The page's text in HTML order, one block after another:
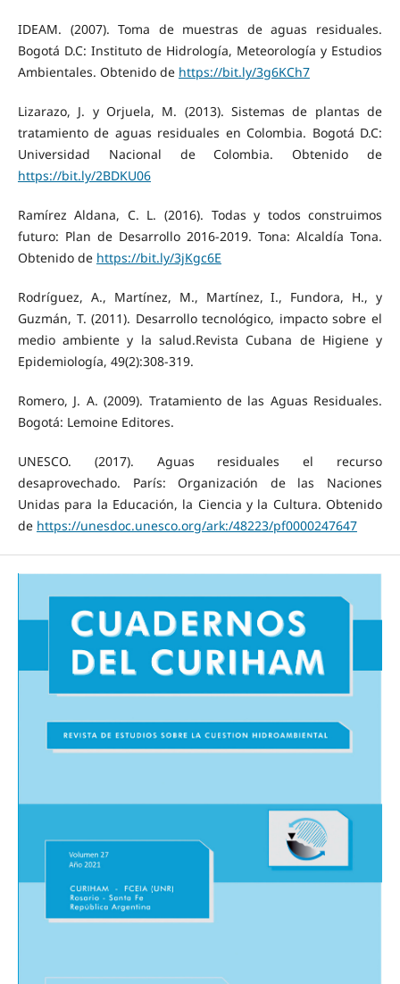
IDEAM. (2007). Toma de muestras de aguas residuales.
Bogotá D.C: Instituto de Hidrología, Meteorología y Estudios
Ambientales. Obtenido de https://bit.ly/3g6KCh7
Lizarazo, J. y Orjuela, M. (2013). Sistemas de plantas de
tratamiento de aguas residuales en Colombia. Bogotá D.C:
Universidad Nacional de Colombia. Obtenido de
https://bit.ly/2BDKU06
Ramírez Aldana, C. L. (2016). Todas y todos construimos
futuro: Plan de Desarrollo 2016-2019. Tona: Alcaldía Tona.
Obtenido de https://bit.ly/3jKgc6E
Rodríguez, A., Martínez, M., Martínez, I., Fundora, H., y
Guzmán, T. (2011). Desarrollo tecnológico, impacto sobre el
medio ambiente y la salud.Revista Cubana de Higiene y
Epidemiología, 49(2):308-319.
Romero, J. A. (2009). Tratamiento de las Aguas Residuales.
Bogotá: Lemoine Editores.
UNESCO. (2017). Aguas residuales el recurso
desaprovechado. París: Organización de las Naciones
Unidas para la Educación, la Ciencia y la Cultura. Obtenido
de https://unesdoc.unesco.org/ark:/48223/pf0000247647